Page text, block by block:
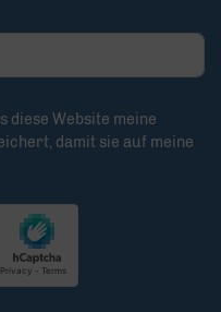
diese Website meine
damit sie auf meine